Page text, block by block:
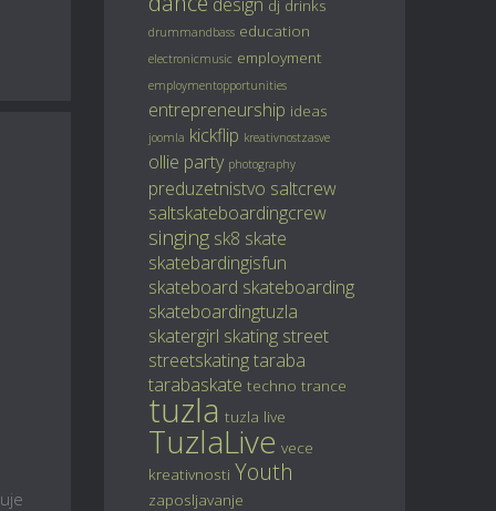
dj drinks
drummandbass education
electronicmusic employment
employmentopportunities
entrepreneurship ideas
joomla kickflip kreativnostzasve
ollie party photography
preduzetnistvo saltcrew
saltskateboardingcrew
singing sk8 skate
skatebardingisfun
skateboard skateboarding
skateboardingtuzla
skatergirl skating street
streetskating taraba
tarabaskate techno trance
tuzla tuzla live
TuzlaLive vece
kreativnosti Youth
zaposljavanje